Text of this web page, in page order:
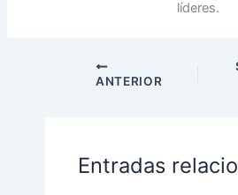
líderes.
ANTERIOR
Entradas